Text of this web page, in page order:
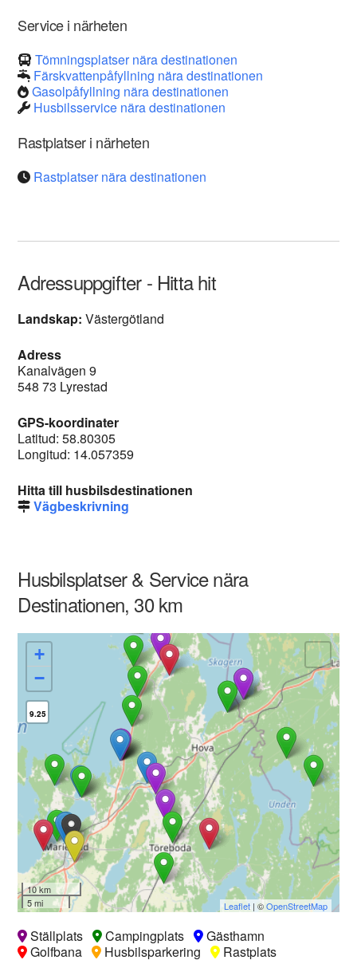
Service i närheten
Tömningsplatser nära destinationen
Färskvattenpåfyllning nära destinationen
Gasolpåfyllning nära destinationen
Husbilsservice nära destinationen
Rastplatser i närheten
Rastplatser nära destinationen
Adressuppgifter - Hitta hit
Landskap:Västergötland
Adress
Kanalvägen 9
548 73 Lyrestad
GPS-koordinater
Latitud: 58.80305
Longitud: 14.057359
Hitta till husbilsdestinationen
Vägbeskrivning
Husbilsplatser & Service nära
Destinationen, 30 km
+
−
9.25
10 km
5 mi
Leaflet| ©OpenStreetMap
Ställplats Campingplats
Gästhamn
Golfbana
Husbilsparkering
Rastplats